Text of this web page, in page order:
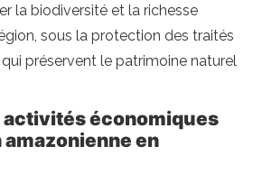
la biodiversité et la richesse
sous la protection des traités
préservent le patrimoine naturel
activités économiques
amazonienne en